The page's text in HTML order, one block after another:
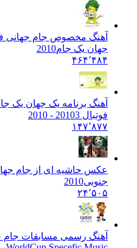
جهان یک جام2010
۴۶۴٬۴۸۴
فوتبال 2010 3 - 2010
۱۴۷٬۸۷۷
جنوبی2010
۲۴٬۵۰۵
آهنگ رسمی مسابقات جام جهانی